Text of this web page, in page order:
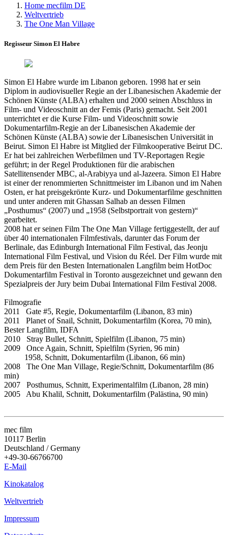
Home mecfilm DE
Weltvertrieb
The One Man Village
Regisseur Simon El Habre
Simon El Habre wurde im Libanon geboren. 1998 hat er sein
Diplom in audiovisueller Regie an der Libanesischen Akademie der
Schönen Künste (ALBA) erhalten und 2000 seinen Abschluss in
Film- und Videoschnitt an der Femis (Paris) gemacht. Seit 2001
unterrichtet er die Kurse Film- und Videoschnitt sowie
Dokumentarfilm-Regie an der Libanesischen Akademie der
Schönen Künste (ALBA) sowie der Libanesischen Universität in
Beirut. Simon El Habre ist Mitglied der Filmkooperative Beirut DC.
Er hat bei zahlreichen Werbefilmen und TV-Reportagen Regie
geführt; in der Regel Produktionen für die arabischen
Satellitensender MBC, al-Arabiyya und al-Jazeera. Simon El Habre
ist einer der renommierten Schnittmeister im Libanon und im Nahen
Osten, er hat preisgekrönte Kurz- und Dokumentarfilme geschnitten
und unter anderen mit Ghassan Salhab an dessen Filmen
„Posthumus“ (2007) und „1958 (Selbstportrait von gestern)“
gearbeitet.
2008 hat er seinen Film The One Man Village fertiggestellt, der auf
über 40 internationalen Filmfestivals, darunter das Forum der
Berlinale, das Edinburgh International Film Festival, das Jeonju
International Film Festival, und Vision du Réel. Der Film wurde mit
dem Preis für den Besten Internationalen Langfilm beim HotDoc
Dokumentarfilm Festival in Toronto ausgezeichnet und gewann den
Spezialpreis der Jury beim Dubai International Film Festival 2008.
Filmografie
2011 Gate #5, Regie, Dokumentarfilm (Libanon, 83 min)
2011 Planet of Snail, Schnitt, Dokumentarfilm (Korea, 70 min),
Bester Langfilm, IDFA
2010 Stray Bullet, Schnitt, Spielfilm (Libanon, 75 min)
2009 Once Again, Schnitt, Spielfilm (Syrien, 96 min)
1958, Schnitt, Dokumentarfilm (Libanon, 66 min)
2008 The One Man Village, Regie/Schnitt, Dokumentarfilm (86
min)
2007 Posthumus, Schnitt, Experimentalfilm (Libanon, 28 min)
2005 Abu Khalil, Schnitt, Dokumentarfilm (Palästina, 90 min)
mec film
10117 Berlin
Deutschland / Germany
+49-30-66766700
E-Mail
Kinokatalog
Weltvertrieb
Impressum